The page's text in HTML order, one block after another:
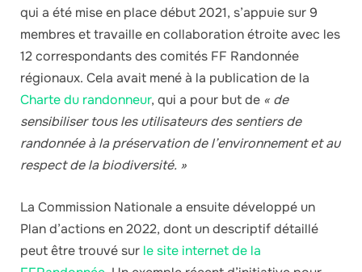
qui a été mise en place début 2021, s’appuie sur 9
membres et travaille en collaboration étroite avec les
12 correspondants des comités FF Randonnée
régionaux. Cela avait mené à la publication de la
Charte du randonneur, qui a pour but de « de
sensibiliser tous les utilisateurs des sentiers de
randonnée à la préservation de l’environnement et au
respect de la biodiversité. »
La Commission Nationale a ensuite développé un
Plan d’actions en 2022, dont un descriptif détaillé
peut être trouvé sur le site internet de la